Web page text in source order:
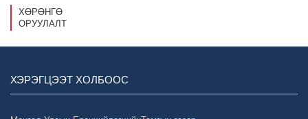
ХӨРӨНГӨ
ОРУУЛАЛТ
ХЭРЭГЦЭЭТ ХОЛБООС